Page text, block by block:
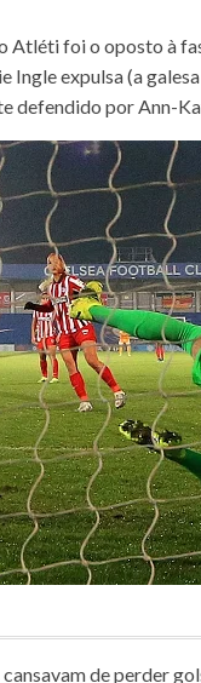
foi o oposto à
Ingle expulsa (a
defendido por Ann-
de perder